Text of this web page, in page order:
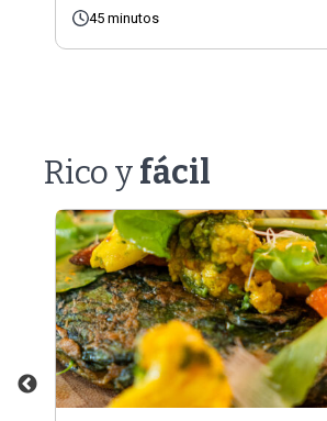
45 minutos
Rico yfácil